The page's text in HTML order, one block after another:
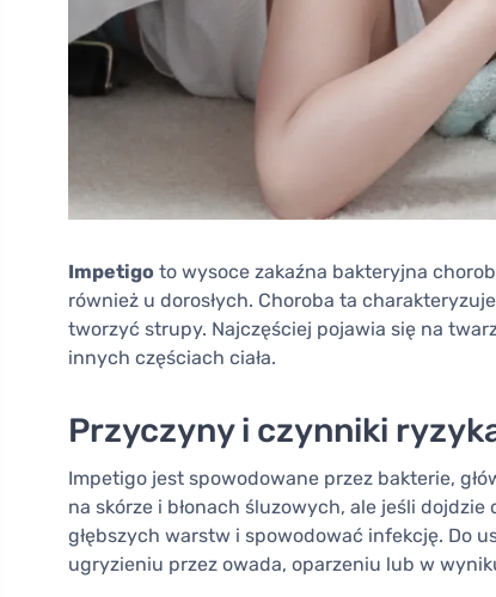
Impetigo to wysoce zakaźna bakteryjna
również u dorosłych. Choroba ta
tworzyć strupy. Najczęściej pojawia się na
innych częściach ciała.
Przyczyny i czynniki
Impetigo jest spowodowane przez bakterie,
na skórze i błonach śluzowych, ale jeśli
głębszych warstw i spowodować infekcję. Do
ugryzieniu przez owada, oparzeniu lub w